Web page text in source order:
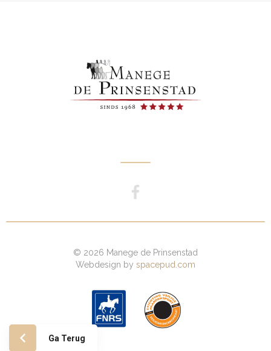
Ga Terug
© 2026 Manege de Prinsenstad
Webdesign by spacepud.com